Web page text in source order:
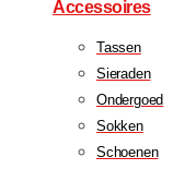
Accessoires
Tassen
Sieraden
Ondergoed
Sokken
Schoenen